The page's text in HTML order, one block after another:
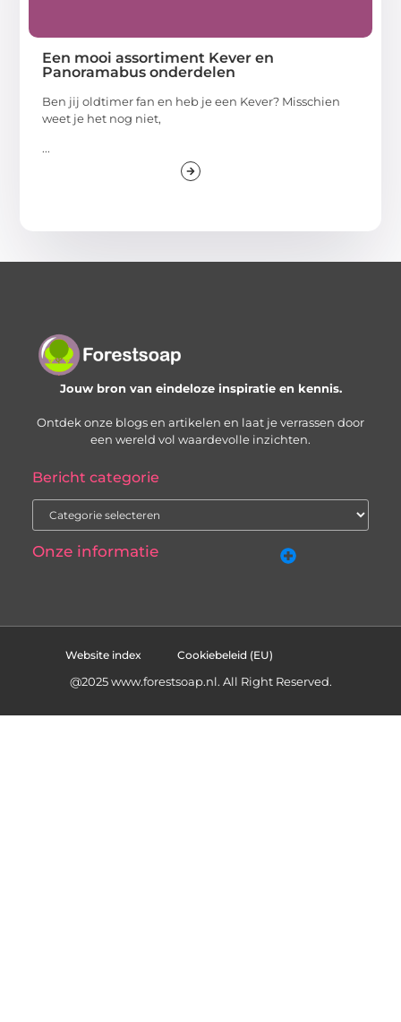
Een mooi assortiment Kever en
Panoramabus onderdelen
Ben jij oldtimer fan en heb je een Kever? Misschien
weet je het nog niet,
...
Jouw bron van eindeloze inspiratie en kennis.
Ontdek onze blogs en artikelen en laat je verrassen door
een wereld vol waardevolle inzichten.
Bericht categorie
Onze informatie
Website index Cookiebeleid (EU)
@2025 www.forestsoap.nl. All Right Reserved.